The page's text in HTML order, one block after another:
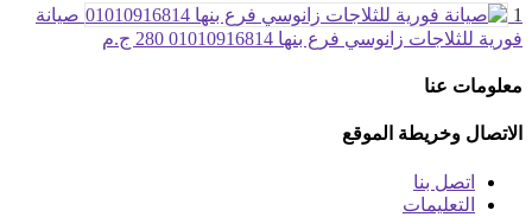
1
صيانة
فورية للثلاجات زانوسي فرع بنها 01010916814
280 ج.م
معلومات عنا
الاتصال وخريطة الموقع
اتصل بنا
التعليمات